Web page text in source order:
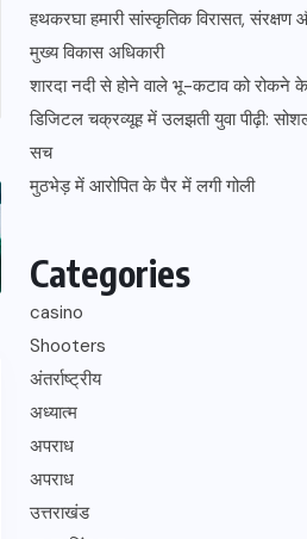
हथकरघा हमारी सांस्कृतिक विरासत, संरक्षण
मुख्य विकास अधिकारी
शारदा नदी से होने वाले भू-कटाव को रोकने
डिजिटल चक्रव्यूह में उलझती युवा पीढ़ी:
सच
मुठभेड़ में आरोपित के पैर में लगी गोली
Categories
casino
Shooters
अंतर्राष्ट्रीय
अध्यात्म
अपराध
अपराध
उत्तराखंड